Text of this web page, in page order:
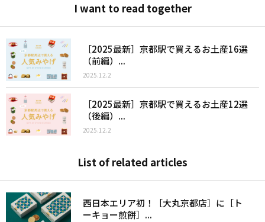
I want to read together
［2025最新］京都駅で買えるお土産16選
（前編）...
2025.12.2
［2025最新］京都駅で買えるお土産12選
（後編）...
2025.12.2
List of related articles
西日本エリア初！［大丸京都店］に［ト
ーキョー煎餅］...